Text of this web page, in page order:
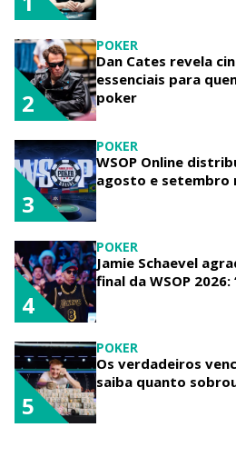
POKER
Dan Cates revela
essenciais para
poker
2
POKER
WSOP Online
agosto e setembro
3
POKER
Jamie Schaevel
final da WSOP 2026:
4
POKER
Os verdadeiros
saiba quanto
5